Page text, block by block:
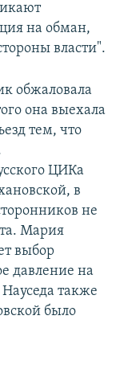
на обман,
власти".
обжаловала
она выехала
тем, что
ЦИКа
в
не
Мария
выбор
давление на
также
было